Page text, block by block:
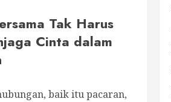
Tak Harus
Cinta dalam
baik itu pacaran,